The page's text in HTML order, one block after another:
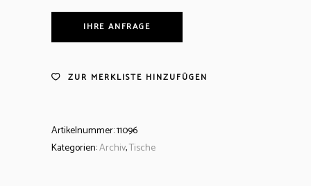
IHRE ANFRAGE
ZUR MERKLISTE HINZUFÜGEN
Artikelnummer:11096
Kategorien:Archiv,Tische